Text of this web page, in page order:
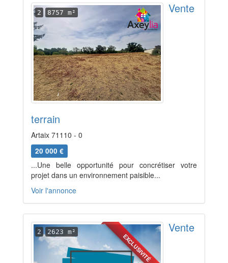
2 8757 m² Vente
terrain
Artaix 71110 - 0
20 000 €
...Une belle opportunité pour concrétiser votre
projet dans un environnement paisible...
Voir l'annonce
EXCLUSIVITÉ
2 2623 m² Vente